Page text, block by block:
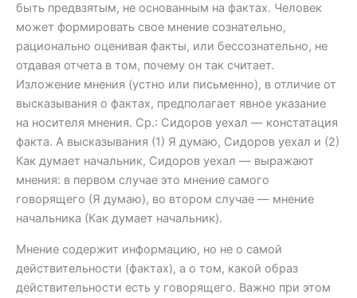
быть предвзятым, не основанным на фактах. Человек
может формировать свое мнение сознательно,
рационально оценивая факты, или бессознательно, не
отдавая отчета в том, почему он так считает.
Изложение мнения (устно или письменно), в отличие от
высказывания о фактах, предполагает явное указание
на носителя мнения. Ср.: Сидоров уехал — констатация
факта. А высказывания (1) Я думаю, Сидоров уехал и (2)
Как думает начальник, Сидоров уехал — выражают
мнения: в первом случае это мнение самого
говорящего (Я думаю), во втором случае — мнение
начальника (Как думает начальник).
Мнение содержит информацию, но не о самой
действительности (фактах), а о том, какой образ
действительности есть у говорящего. Важно при этом